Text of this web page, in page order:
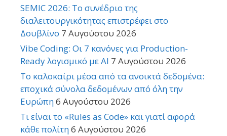
SEMIC 2026: Το συνέδριο της
διαλειτουργικότητας επιστρέφει στο
Δουβλίνο 7 Αυγούστου 2026
Vibe Coding: Οι 7 κανόνες για Production-
Ready λογισμικό με AI 7 Αυγούστου 2026
Το καλοκαίρι μέσα από τα ανοικτά δεδομένα:
εποχικά σύνολα δεδομένων από όλη την
Ευρώπη6 Αυγούστου 2026
Τι είναι το «Rules as Code» και γιατί αφορά
κάθε πολίτη6 Αυγούστου 2026